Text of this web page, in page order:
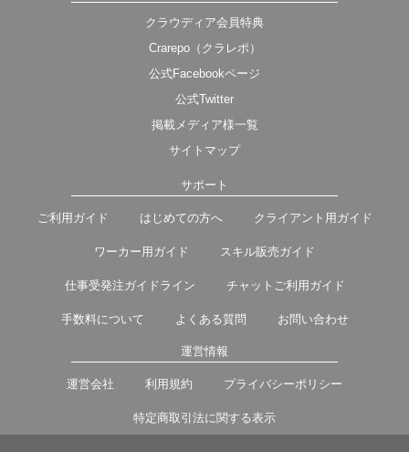
クラウディア会員特典
Crarepo（クラレポ）
公式Facebookページ
公式Twitter
掲載メディア様一覧
サイトマップ
サポート
ご利用ガイド はじめての方へ クライアント用ガイド
ワーカー用ガイド スキル販売ガイド
仕事受発注ガイドライン チャットご利用ガイド
手数料について よくある質問 お問い合わせ
運営情報
運営会社 利用規約 プライバシーポリシー
特定商取引法に関する表示